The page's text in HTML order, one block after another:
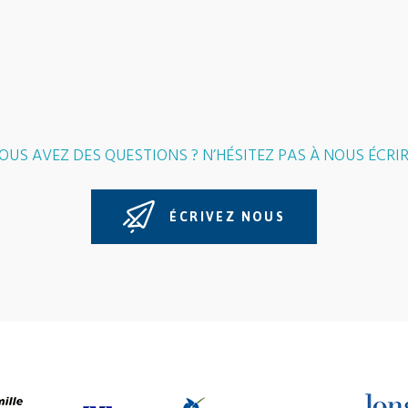
AVEZ DES QUESTIONS ? N’HÉSITEZ PAS À NOUS
ÉCRIVEZ NOUS